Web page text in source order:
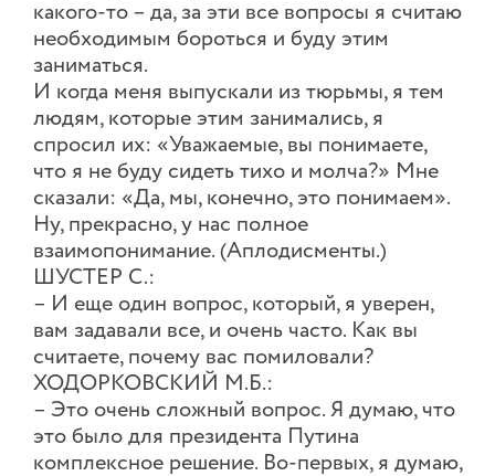
какого-то – да, за эти все вопросы я считаю
необходимым бороться и буду этим
заниматься.
И когда меня выпускали из тюрьмы, я тем
людям, которые этим занимались, я
спросил их: «Уважаемые, вы понимаете,
что я не буду сидеть тихо и молча?» Мне
сказали: «Да, мы, конечно, это понимаем».
Ну, прекрасно, у нас полное
взаимопонимание. (Аплодисменты.)
ШУСТЕР С.:
– И еще один вопрос, который, я уверен,
вам задавали все, и очень часто. Как вы
считаете, почему вас помиловали?
ХОДОРКОВСКИЙ М.Б.:
– Это очень сложный вопрос. Я думаю, что
это было для президента Путина
комплексное решение. Во-первых, я думаю,